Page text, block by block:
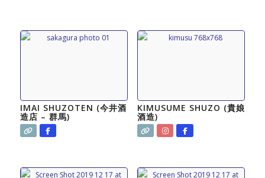
IMAI SHUZOTEN (今井酒
造店 – 群馬)
KIMUSUME SHUZO (貴娘
酒造)